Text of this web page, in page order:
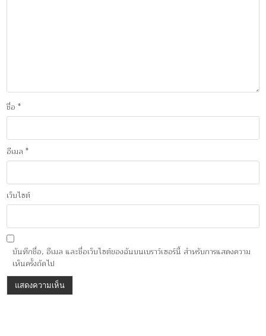
ชื่อ*
อีเมล*
เว็บไซต์
บันทึกชื่อ, อีเมล และชื่อเว็บไซต์ของฉันบนเบราว์เซอร์นี้ สำหรับการแสดงความ
เห็นครั้งถัดไป